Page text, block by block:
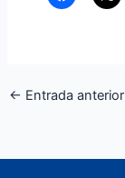
← Entrada anterior